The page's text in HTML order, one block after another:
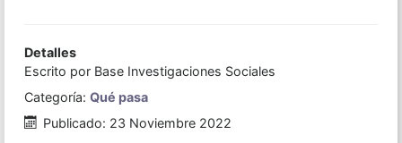
Detalles
Escrito por Base Investigaciones Sociales
Categoría: Qué pasa
Publicado: 23 Noviembre 2022